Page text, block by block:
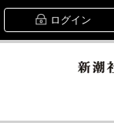
ログイン